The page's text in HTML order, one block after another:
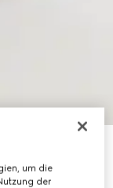
um die
der